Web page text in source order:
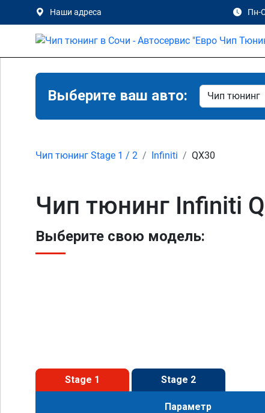
Наши адреса Пн-
Выберите ваш авто:
Чип тюнинг Stage 1 / 2 Infiniti QX30
Чип тюнинг Infiniti
Выберите свою модель:
Stage 1 Stage 2
Параметр